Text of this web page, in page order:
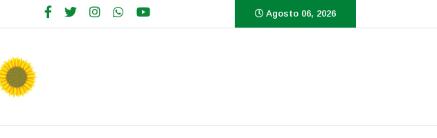
Agosto 06, 2026